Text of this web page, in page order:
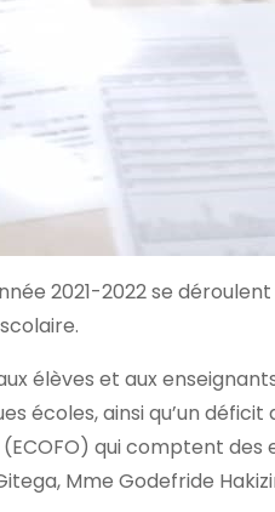
2021-2022 se
élèves et aux
écoles, ainsi qu’un
qui comptent des
Mme Godefride